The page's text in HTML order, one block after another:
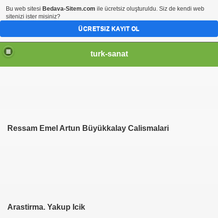
turk-sanat
Ressam Emel Artun Büyükkalay Calismalari
Arastirma. Yakup Icik
Bu web sitesi Bedava-Sitem.com ile ücretsiz oluşturuldu. Siz de kendi web
sitenizi ister misiniz?
ÜCRETSIZ KAYIT OL